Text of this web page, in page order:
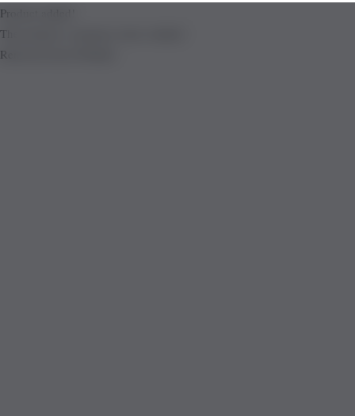
Product added!
The product is already in the wishlist!
Removed from Wishlist